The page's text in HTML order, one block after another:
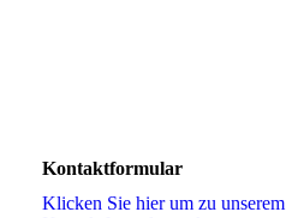
Kontaktformular
Klicken Sie hier um zu unserem